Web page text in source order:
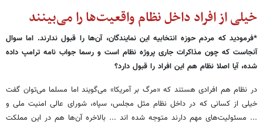
خیلی از افراد داخل نظام واقعیت‌ها را می‌بینند
*فرمودید که مردم حوزه انتخابیه این نمایندگان، آن‌ها را قبول ندارند. اما سوال
آنجاست که چون مذاکرات جاری پروژه نظام است و رسما جواب نامه ترامپ داده
شده، آیا اصلا نظام هم این‌ افراد را قبول دارد؟
در نظام هم افرادی هستند که «مرگ بر آمریکا» می‌گویند اما مسلما می‌توان گفت
خیلی از کسانی که در داخل نظام مثل مجلس، سپاه، شورای عالی امنیت ملی و
... مسئولیت‌های مهم دارند متوجه شده اند ... بالاخره آن‌ها هم در این مملکت